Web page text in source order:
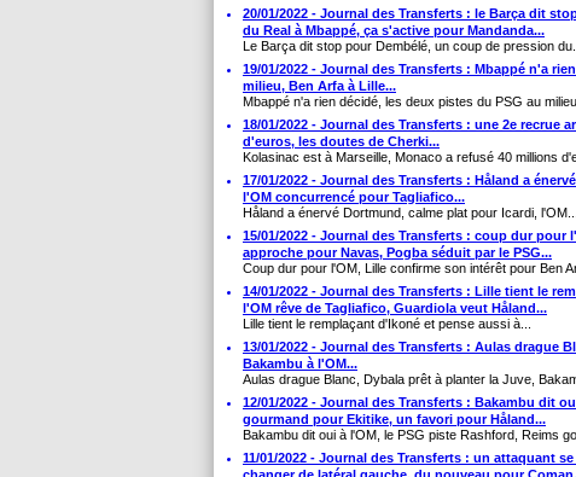
20/01/2022 - Journal des Transferts : le Barça dit
du Real à Mbappé, ça s'active pour Mandanda...
Le Barça dit stop pour Dembélé, un coup de pression du...
19/01/2022 - Journal des Transferts : Mbappé n'a
milieu, Ben Arfa à Lille...
Mbappé n'a rien décidé, les deux pistes du PSG au
18/01/2022 - Journal des Transferts : une 2e recrue
d'euros, les doutes de Cherki...
Kolasinac est à Marseille, Monaco a refusé 40 millions
17/01/2022 - Journal des Transferts : Håland a
l'OM concurrencé pour Tagliafico...
Håland a énervé Dortmund, calme plat pour Icardi, l'OM...
15/01/2022 - Journal des Transferts : coup dur
approche pour Navas, Pogba séduit par le PSG...
Coup dur pour l'OM, Lille confirme son intérêt pour Ben
14/01/2022 - Journal des Transferts : Lille tient le
l'OM rêve de Tagliafico, Guardiola veut Håland...
Lille tient le remplaçant d'Ikoné et pense aussi à...
13/01/2022 - Journal des Transferts : Aulas drague
Bakambu à l'OM...
Aulas drague Blanc, Dybala prêt à planter la Juve,
12/01/2022 - Journal des Transferts : Bakambu dit
gourmand pour Ekitike, un favori pour Håland...
Bakambu dit oui à l'OM, le PSG piste Rashford, Reims
11/01/2022 - Journal des Transferts : un attaquant